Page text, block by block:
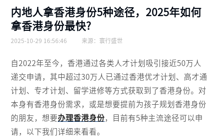
内地人拿香港身份5种途径，2025年如何
拿香港身份最快?
2025-10-29 16:56:46 来源： 寰行盛世
自2022年至今，香港通过各类人才计划吸引接近50万人
递交申请，其中超过30万人已通过香港优才计划、高才通
计划、专才计划、留学进修等方式获取到了香港身份。对
本身有香港身份需求，或是想要提前为孩子规划香港身份
的朋友，想要办理香港身份，目前有5种主流途径可以申
请，以下我们详细来看看。